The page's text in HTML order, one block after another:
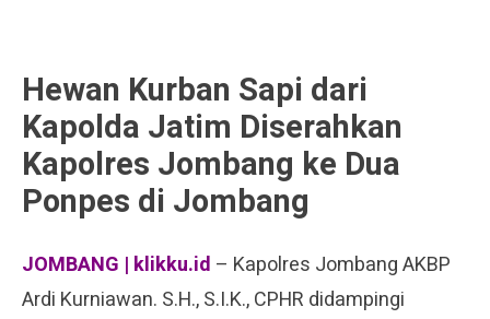
Hewan Kurban Sapi dari
Kapolda Jatim Diserahkan
Kapolres Jombang ke Dua
Ponpes di Jombang
JOMBANG | klikku.id – Kapolres Jombang AKBP
Ardi Kurniawan. S.H., S.I.K., CPHR didampingi